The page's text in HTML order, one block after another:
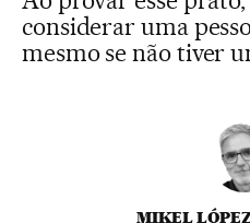
considerar uma
mesmo se não tiver
MIKEL